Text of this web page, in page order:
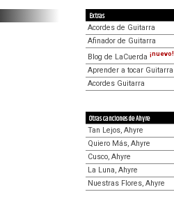
Extras
Acordes de Guitarra
Afinador de Guitarra
Blog de LaCuerda ¡nuevo!
Aprender a tocar Guitarra
Acordes Guitarra
Otras canciones de Ahyre
Tan Lejos, Ahyre
Quiero Más, Ahyre
Cusco, Ahyre
La Luna, Ahyre
Nuestras Flores, Ahyre